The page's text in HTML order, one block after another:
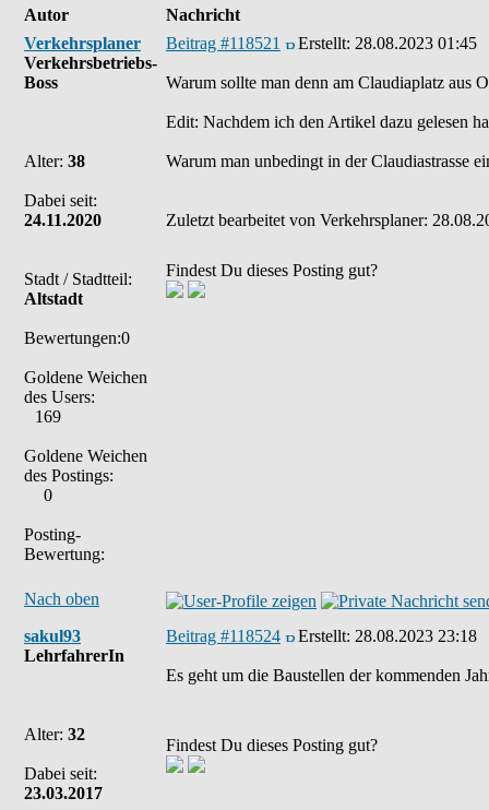
Autor
Nachricht
Verkehrsplaner
Verkehrsbetriebs-
Boss
Alter: 38
Dabei seit:
24.11.2020
Stadt / Stadtteil:
Altstadt
Bewertungen:0
Goldene Weichen
des Users:
169
Goldene Weichen
des Postings:
0
Posting-
Bewertung:
Beitrag #118521 Erstellt: 28.08.2023 01:45
Warum sollte man denn am Claudiaplatz aus
Edit: Nachdem ich den Artikel dazu gelesen
Warum man unbedingt in der Claudiastrasse
Zuletzt bearbeitet von Verkehrsplaner:
Findest Du dieses Posting gut?
Nach oben
sakul93
LehrfahrerIn
Alter: 32
Dabei seit:
23.03.2017
Beitrag #118524 Erstellt: 28.08.2023 23:18
Es geht um die Baustellen der kommenden
Findest Du dieses Posting gut?